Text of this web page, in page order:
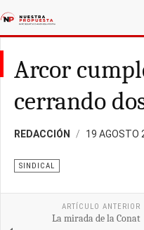
Arcor
cerrando
REDACCIÓN 19 AGOSTO
SINDICAL
ARTÍCULO ANTERIOR
La mirada de la Conat